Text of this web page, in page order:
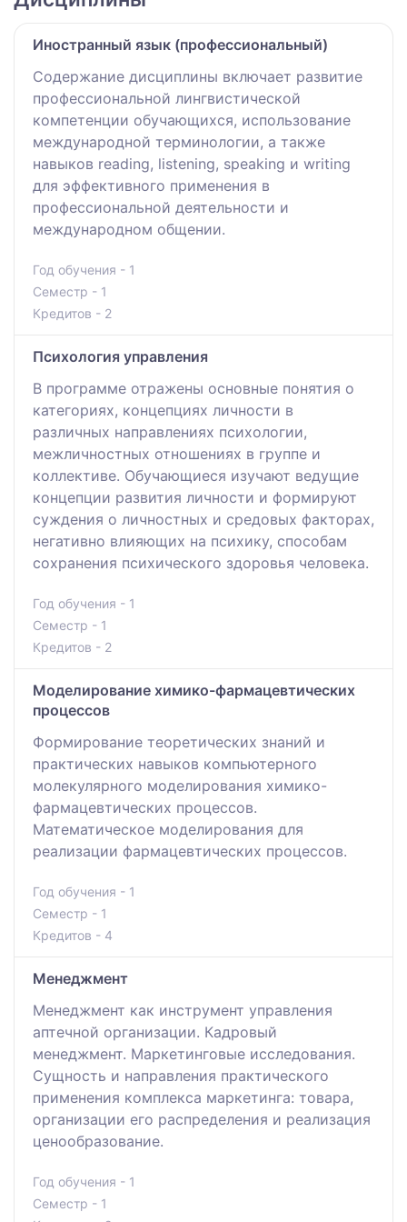
Иностранный язык (профессиональный)
Содержание дисциплины включает развитие
профессиональной лингвистической
компетенции обучающихся, использование
международной терминологии, а также
навыков reading, listening, speaking и writing
для эффективного применения в
профессиональной деятельности и
международном общении.
Год обучения - 1
Семестр - 1
Кредитов - 2
Психология управления
В программе отражены основные понятия о
категориях, концепциях личности в
различных направлениях психологии,
межличностных отношениях в группе и
коллективе. Обучающиеся изучают ведущие
концепции развития личности и формируют
суждения о личностных и средовых факторах,
негативно влияющих на психику, способам
сохранения психического здоровья человека.
Год обучения - 1
Семестр - 1
Кредитов - 2
Моделирование химико-фармацевтических
процессов
Формирование теоретических знаний и
практических навыков компьютерного
молекулярного моделирования химико-
фармацевтических процессов.
Математическое моделирования для
реализации фармацевтических процессов.
Год обучения - 1
Семестр - 1
Кредитов - 4
Менеджмент
Менеджмент как инструмент управления
аптечной организации. Кадровый
менеджмент. Маркетинговые исследования.
Сущность и направления практического
применения комплекса маркетинга: товара,
организации его распределения и реализация
ценообразование.
Год обучения - 1
Семестр - 1